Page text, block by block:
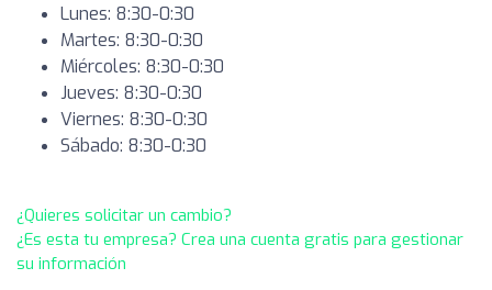
Lunes: 8:30-0:30
Martes: 8:30-0:30
Miércoles: 8:30-0:30
Jueves: 8:30-0:30
Viernes: 8:30-0:30
Sábado: 8:30-0:30
¿Quieres solicitar un cambio?
¿Es esta tu empresa? Crea una cuenta gratis para gestionar
su información